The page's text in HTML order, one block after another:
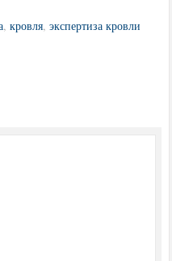
,кровля,экспертиза кровли